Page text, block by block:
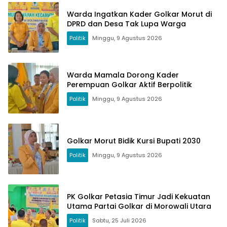
Warda Ingatkan Kader Golkar Morut di
DPRD dan Desa Tak Lupa Warga
Politik Minggu, 9 Agustus 2026
Warda Mamala Dorong Kader
Perempuan Golkar Aktif Berpolitik
Politik Minggu, 9 Agustus 2026
Golkar Morut Bidik Kursi Bupati 2030
Politik Minggu, 9 Agustus 2026
PK Golkar Petasia Timur Jadi Kekuatan
Utama Partai Golkar di Morowali Utara
Politik Sabtu, 25 Juli 2026